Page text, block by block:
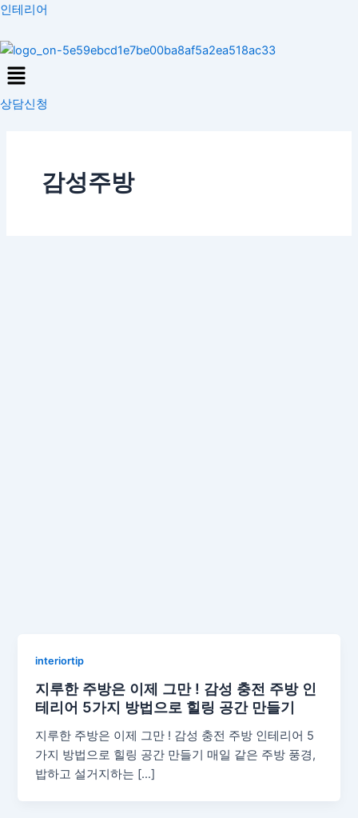
콘
츠
로
건
너
인테리어
Menu
상담신청
감성주방
interiortip
지루한 주방은 이제 그만 ! 감성 충전 주방 인
테리어 5가지 방법으로 힐링 공간 만들기
지루한 주방은 이제 그만 ! 감성 충전 주방 인테리어 5
가지 방법으로 힐링 공간 만들기 매일 같은 주방 풍경,
밥하고 설거지하는 […]